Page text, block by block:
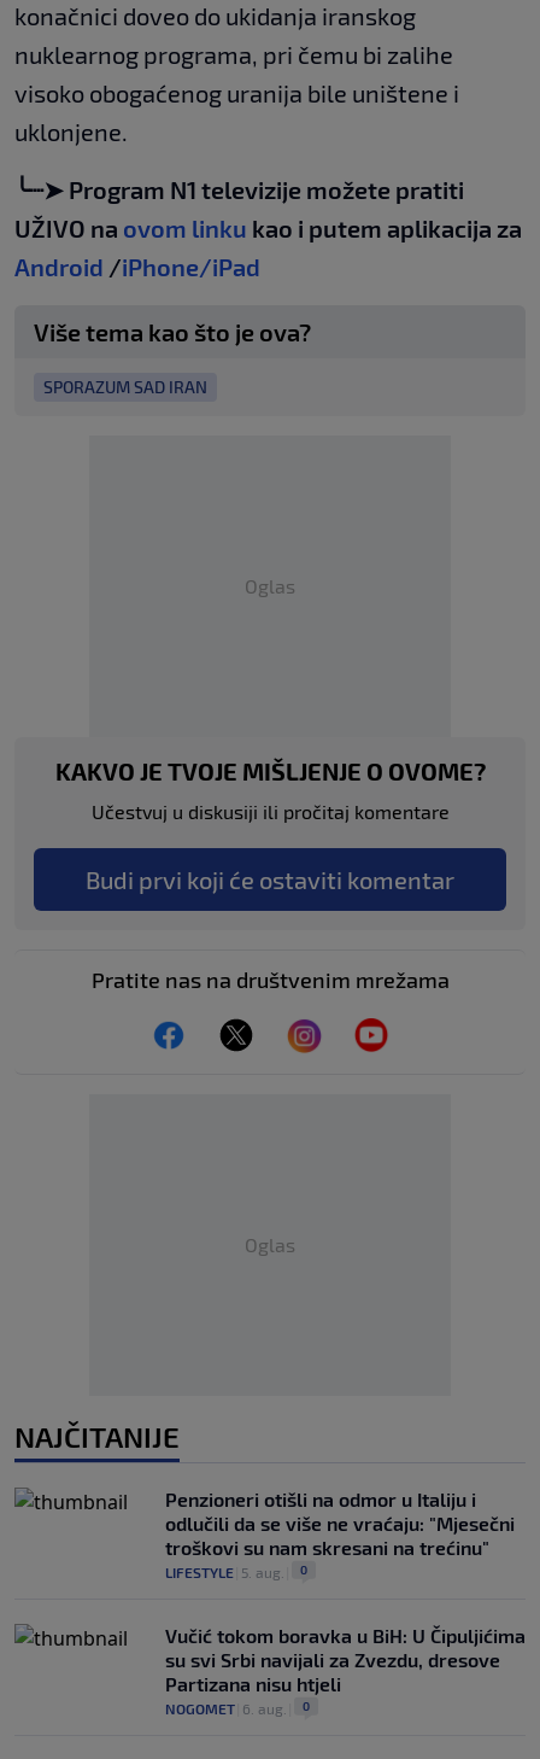
konačnici doveo do ukidanja iranskog
nuklearnog programa, pri čemu bi zalihe
visoko obogaćenog uranija bile uništene i
uklonjene.
╰┈➤ Program N1 televizije možete pratiti
UŽIVO na ovom linku kao i putem aplikacija za
Android /iPhone/iPad
Više tema kao što je ova?
SPORAZUM SAD IRAN
Oglas
KAKVO JE TVOJE MIŠLJENJE O OVOME?
Učestvuj u diskusiji ili pročitaj komentare
Budi prvi koji će ostaviti komentar
Pratite nas na društvenim mrežama
Oglas
NAJČITANIJE
Penzioneri otišli na odmor u Italiju i
odlučili da se više ne vraćaju: "Mjesečni
troškovi su nam skresani na trećinu"
LIFESTYLE 5. aug. 0
Vučić tokom boravka u BiH: U Čipuljićima
su svi Srbi navijali za Zvezdu, dresove
Partizana nisu htjeli
NOGOMET 6. aug. 0